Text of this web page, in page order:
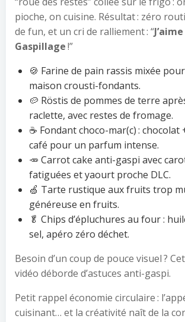
pioche, on cuisine. Résultat : zéro
de fun, et un cri de ralliement : “
Gaspillage!”
🍪 Farine de pain rassis mixée
maison crousti-fondants.
🥔 Röstis de pommes de terre
raclette, avec restes de fromage.
☕ Fondant choco-mar(c) : chocolat
café pour un parfum intense.
🥕 Carrot cake anti-gaspi avec
fatiguées et yaourt proche DLC.
🍏 Tarte rustique aux fruits trop
généreuse en fruits.
🥬 Chips d’épluchures au four :
sel, apéro zéro déchet.
Besoin d’un coup de pouce visuel ?
vidéo déborde d’astuces anti-gaspi.
Petit rappel économie circulaire :
cuisinant… et la créativité naît de la